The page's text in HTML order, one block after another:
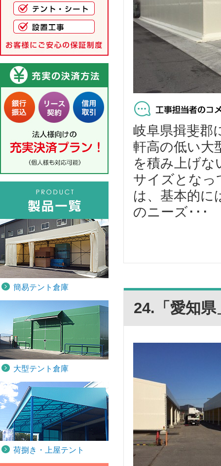
岐阜県揖斐
軒高の低い大
を積み上げな
サイズとなっ
は、基本的に
のニーズ･･･
24.「愛知
簡易テント倉庫
大型テント倉庫
荷捌き・上屋テント